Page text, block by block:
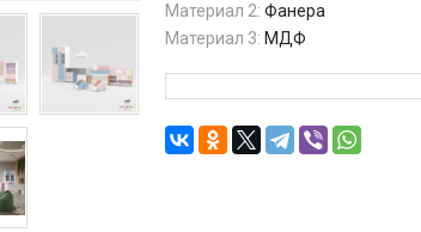
Материал 2: Фанера
Материал 3: МДФ